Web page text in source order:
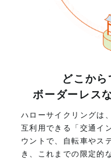
どこから
ボーダーレス
ハローサイクリングは
互利用できる「交通イ
ウントで、自転車やス
き、これまでの限定的